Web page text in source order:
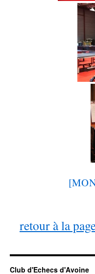
retour à la
Club d'Echecs d'Avoine